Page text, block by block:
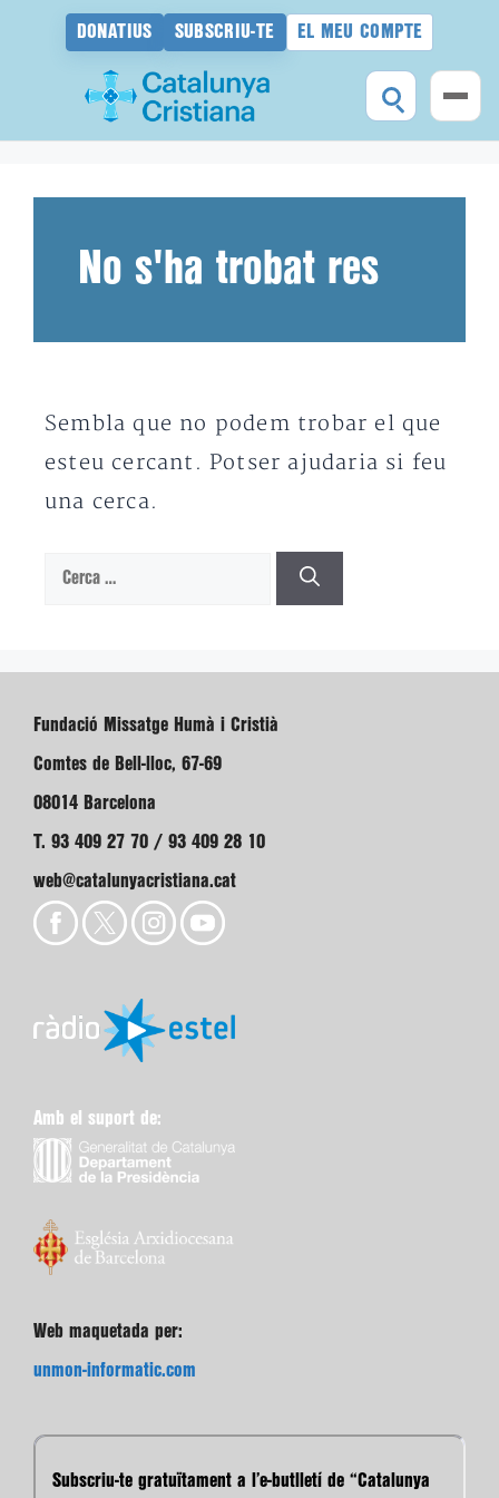
DONATIUS SUBSCRIU-TE EL MEU COMPTE
No s'ha trobat res
Sembla que no podem trobar el que
esteu cercant. Potser ajudaria si feu
una cerca.
Cerca:
Fundació Missatge Humà i Cristià
Comtes de Bell-lloc, 67-69
08014 Barcelona
T. 93 409 27 70 / 93 409 28 10
web@catalunyacristiana.cat
Amb el suport de:
Web maquetada per:
unmon-informatic.com
Subscriu-te gratuïtament a l’e-butlletí de “Catalunya